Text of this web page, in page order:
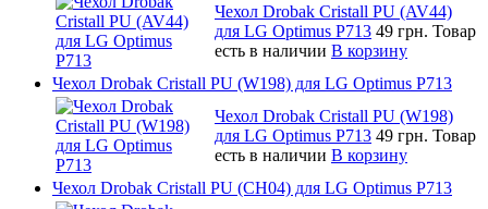
Чехол Drobak Cristall PU (AV44)
для LG Optimus P713 49 грн. Товар
есть в наличии В корзину
Чехол Drobak Cristall PU (W198) для LG Optimus P713
Чехол Drobak Cristall PU (W198)
для LG Optimus P713 49 грн. Товар
есть в наличии В корзину
Чехол Drobak Cristall PU (CH04) для LG Optimus P713